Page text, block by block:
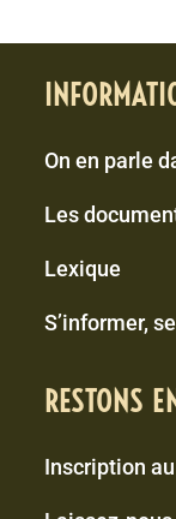
On en parle
Les
Lexique
S’informer,
RESTONS
Inscription